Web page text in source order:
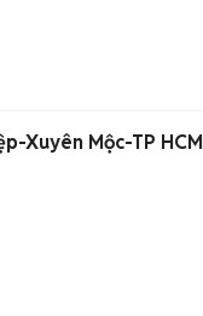
Hoà Hiệp-Xuyên Mộc-TP HCM